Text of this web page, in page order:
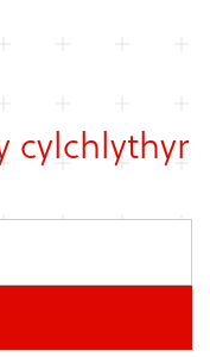
cylchlythyr